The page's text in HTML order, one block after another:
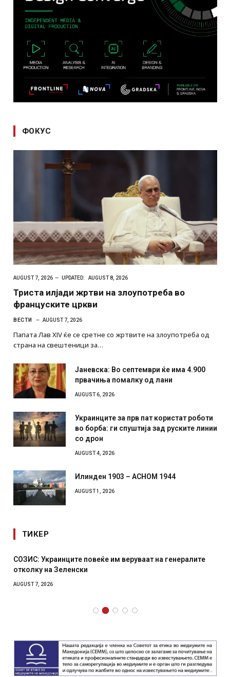
ФОКУС
AUGUST 7, 2026 UPDATED: AUGUST 8, 2026
Триста илјади жртви на злоупотреба во
француските цркви
ВЕСТИ AUGUST 7, 2026
Папата Лав XIV ќе се сретне со жртвите на злоупотреба од
страна на свештеници за…
Јаневска: Во септември ќе има 4.900
првачиња помалку од лани
AUGUST 6, 2026
Украинците за прв пат користат роботи
во борба: ги спуштија зад руските линии
со дрон
AUGUST 4, 2026
Илинден 1903 – АСНОМ 1944
AUGUST 1, 2026
ТИКЕР
СОЗИС: Украинците повеќе им веруваат на генералите
отколку на Зеленски
AUGUST 7, 2026